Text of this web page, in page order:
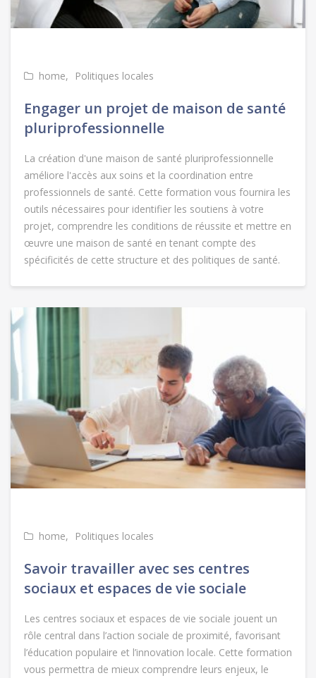
home Politiques locales
Engager un projet de maison de santé
pluriprofessionnelle
La création d'une maison de santé pluriprofessionnelle
améliore l'accès aux soins et la coordination entre
professionnels de santé. Cette formation vous fournira les
outils nécessaires pour identifier les soutiens à votre
projet, comprendre les conditions de réussite et mettre en
œuvre une maison de santé en tenant compte des
spécificités de cette structure et des politiques de santé.
home Politiques locales
Savoir travailler avec ses centres
sociaux et espaces de vie sociale
Les centres sociaux et espaces de vie sociale jouent un
rôle central dans l’action sociale de proximité, favorisant
l’éducation populaire et l’innovation locale. Cette formation
vous permettra de mieux comprendre leurs enjeux, le